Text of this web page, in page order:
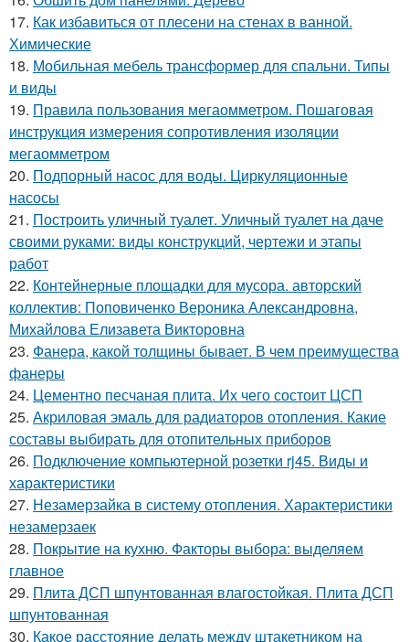
17. Как избавиться от плесени на стенах в ванной.
Химические
18. Мобильная мебель трансформер для спальни. Типы
и виды
19. Правила пользования мегаомметром. Пошаговая
инструкция измерения сопротивления изоляции
мегаомметром
20. Подпорный насос для воды. Циркуляционные
насосы
21. Построить уличный туалет. Уличный туалет на даче
своими руками: виды конструкций, чертежи и этапы
работ
22. Контейнерные площадки для мусора. авторский
коллектив: Поповиченко Вероника Александровна,
Михайлова Елизавета Викторовна
23. Фанера, какой толщины бывает. В чем преимущества
фанеры
24. Цементно песчаная плита. Их чего состоит ЦСП
25. Акриловая эмаль для радиаторов отопления. Какие
составы выбирать для отопительных приборов
26. Подключение компьютерной розетки rj45. Виды и
характеристики
27. Незамерзайка в систему отопления. Характеристики
незамерзаек
28. Покрытие на кухню. Факторы выбора: выделяем
главное
29. Плита ДСП шпунтованная влагостойкая. Плита ДСП
шпунтованная
30. Какое расстояние делать между штакетником на